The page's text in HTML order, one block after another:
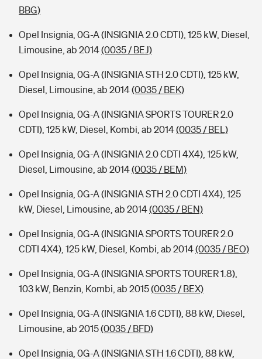
BBG)
Opel Insignia, 0G-A (INSIGNIA 2.0 CDTI), 125 kW, Diesel,
Limousine, ab 2014(0035 / BEJ)
Opel Insignia, 0G-A (INSIGNIA STH 2.0 CDTI), 125 kW,
Diesel, Limousine, ab 2014(0035 / BEK)
Opel Insignia, 0G-A (INSIGNIA SPORTS TOURER 2.0
CDTI), 125 kW, Diesel, Kombi, ab 2014(0035 / BEL)
Opel Insignia, 0G-A (INSIGNIA 2.0 CDTI 4X4), 125 kW,
Diesel, Limousine, ab 2014(0035 / BEM)
Opel Insignia, 0G-A (INSIGNIA STH 2.0 CDTI 4X4), 125
kW, Diesel, Limousine, ab 2014(0035 / BEN)
Opel Insignia, 0G-A (INSIGNIA SPORTS TOURER 2.0
CDTI 4X4), 125 kW, Diesel, Kombi, ab 2014(0035 / BEO)
Opel Insignia, 0G-A (INSIGNIA SPORTS TOURER 1.8),
103 kW, Benzin, Kombi, ab 2015(0035 / BEX)
Opel Insignia, 0G-A (INSIGNIA 1.6 CDTI), 88 kW, Diesel,
Limousine, ab 2015(0035 / BFD)
Opel Insignia, 0G-A (INSIGNIA STH 1.6 CDTI), 88 kW,